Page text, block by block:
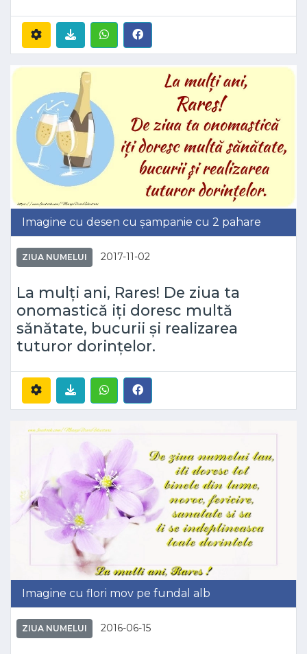
Imagine cu desen cu șampanie cu 2 pahare
ZIUA NUMELUI 2017-11-02
La mulți ani, Rares! De ziua ta
onomastică iți doresc multă
sănătate, bucurii și realizarea
tuturor dorințelor.
Imagine cu flori mov pe fundal alb
ZIUA NUMELUI 2016-06-15